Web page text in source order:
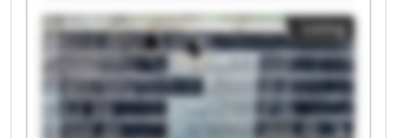
Hazaizgradnja Hazaizgradnja Hazaizgradnja
Hazaizgradnja Hazaizgradnja Hazaizgradnja
Hazaizgradnja Hazaizgradnja
Listing